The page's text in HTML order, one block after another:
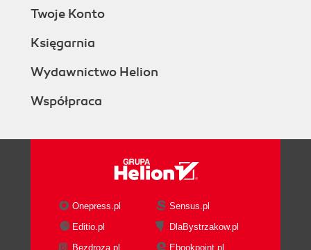
Twoje Konto
Księgarnia
Wydawnictwo Helion
Współpraca
Onepress.pl
Sensus.pl
Editio.pl
DlaBystrzakow.pl
Bezdroza.pl
Ebookpoint.pl